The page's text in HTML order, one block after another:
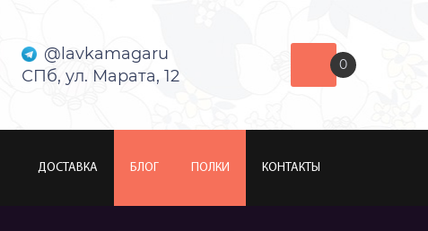
@lavkamagaru
СПб, ул. Марата, 12
0
ДОСТАВКА БЛОГ ПОЛКИ КОНТАКТЫ